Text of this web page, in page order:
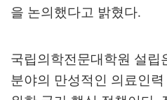
을 논의했다고 밝혔다.
국립의학전문대학원 설립
분야의 만성적인 의료인력